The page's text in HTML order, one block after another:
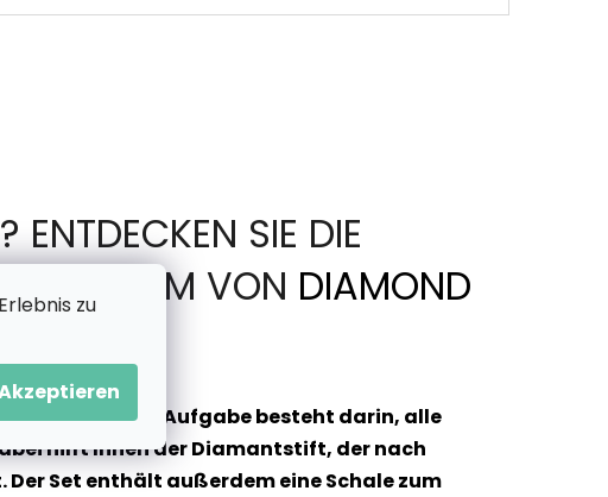
zu
ENTDECKEN SIE DIE
IN FORM VON DIAMOND
und Ihre Aufgabe besteht darin, alle
hilft Ihnen der Diamantstift, der nach
Set enthält außerdem eine Schale zum